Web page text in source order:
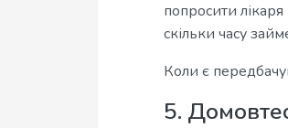
попросити
скільки часу
Коли є
5.